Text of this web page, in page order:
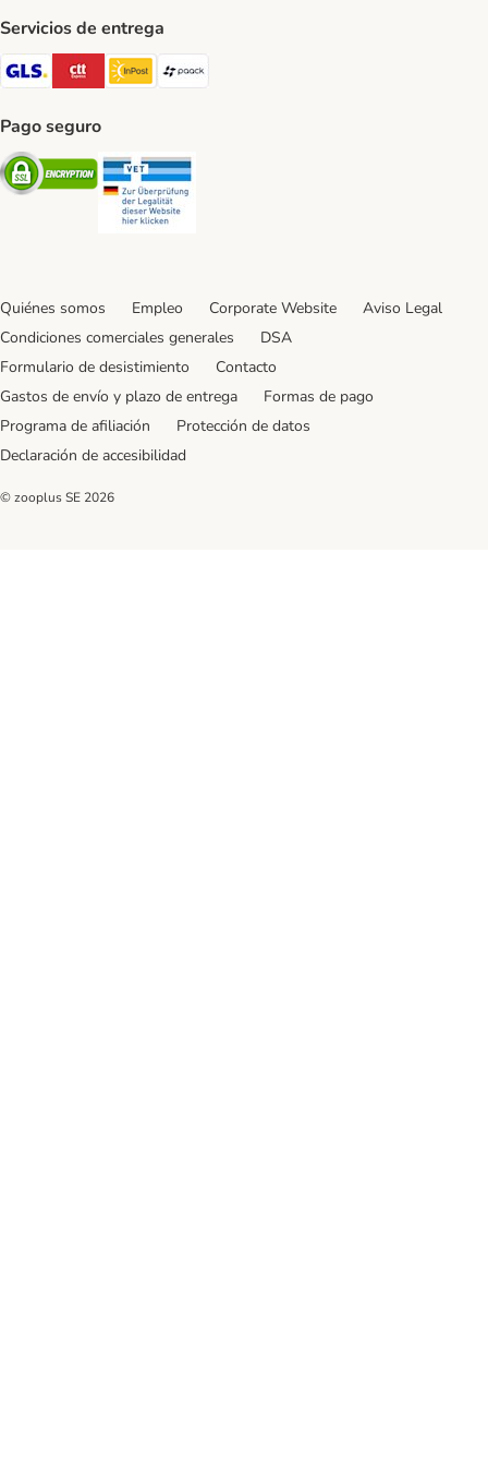
Servicios de entrega
GLS Shipping Method
CTTExpress Shipping Method
InPost Shipping Method
paack Shipping Method
Pago seguro
Security
Quiénes somos Empleo Corporate Website
Aviso Legal
Condiciones comerciales generales
DSA
Formulario de desistimiento
Contacto
Gastos de envío y plazo de entrega
Formas de pago
Programa de afiliación
Protección de datos
Declaración de accesibilidad
© zooplus SE 2026